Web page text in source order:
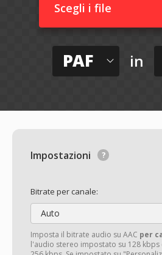
Scegli i file
PAF in
Impostazioni
Bitrate per canale:
Auto
Imposta il bitrate audio su AAC per
l'audio stereo impostato su 128